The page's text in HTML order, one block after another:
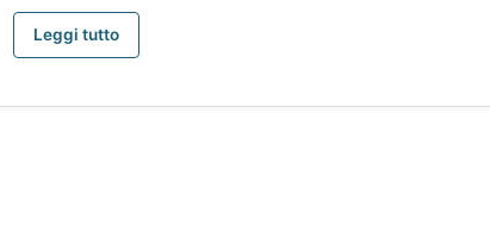
Leggi tutto